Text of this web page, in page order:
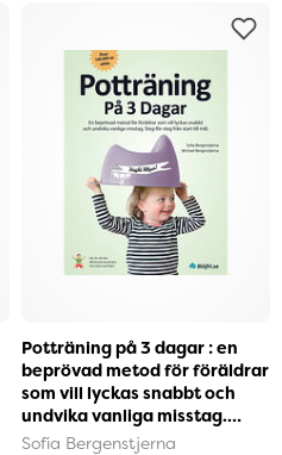
Potträning på 3 dagar : en
beprövad metod för föräldrar
som vill lyckas snabbt och
undvika vanliga misstag.
Steg-för-ste...
Sofia Bergenstjerna